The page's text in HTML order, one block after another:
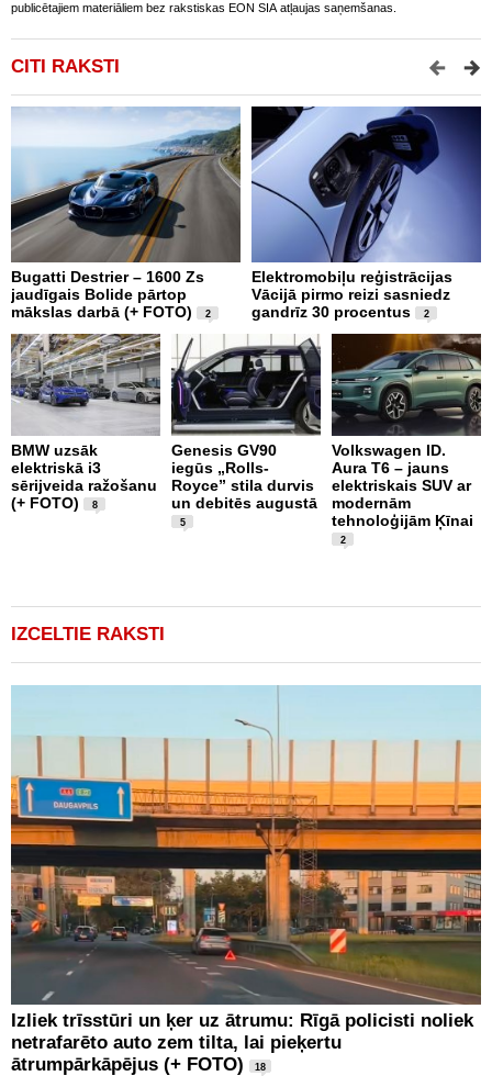
publicētajiem materiāliem bez rakstiskas EON SIA atļaujas saņemšanas.
CITI RAKSTI
Bugatti Destrier – 1600 Zs
jaudīgais Bolide pārtop
mākslas darbā (+ FOTO)
2
Elektromobiļu reģistrācijas
Vācijā pirmo reizi sasniedz
gandrīz 30 procentus
2
BMW uzsāk
elektriskā i3
sērijveida ražošanu
(+ FOTO)
8
Genesis GV90
iegūs „Rolls-
Royce” stila durvis
un debitēs augustā
5
Volkswagen ID.
Aura T6 – jauns
elektriskais SUV ar
modernām
tehnoloģijām Ķīnai
2
IZCELTIE RAKSTI
Izliek trīsstūri un ķer uz ātrumu: Rīgā policisti noliek
netrafarēto auto zem tilta, lai pieķertu
ātrumpārkāpējus (+ FOTO)
18